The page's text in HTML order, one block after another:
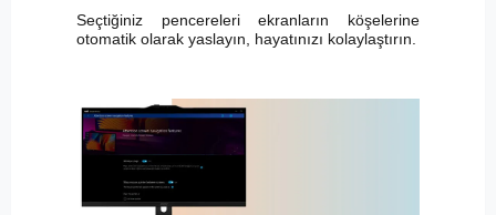
Seçtiğiniz pencereleri ekranların köşelerine
otomatik olarak yaslayın, hayatınızı kolaylaştırın.